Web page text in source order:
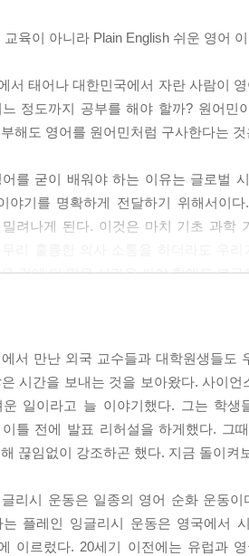
, 체결하다, 친밀한, 정밀한)
, 간결한, 부족한, 퉁명스러운)
, 공개된, 솔직한, 시작하다)
, 정확한, 권리, 바로잡다)
있었다. 이 일을 하던 중에 노 모녀의
도, 이 세상의 어떤 누구도 특별한 단어
. 우리가 그 담을 넘자마자 또 다른 장
passu같은 편/장/절, inter alia가운데 이
는 문서나 일반인을 위한 홍보자료에
문가만이 그 내용을 제대로 이해할 수
운 영어 운동은 이 후 30여 년간 지속
, 경제, 의료, 법률 등 전 분야에 걸쳐
에 영국 왕실로부터 대영제국 훈작사
터 명예학위를 받기도 했다. 메이어의
시간에 일어난 일이다. 20년 전에도
면 좀 더 편히 사는데 도움이 되는 외
니었고, 태교의 항목도 아니었으며, 정
교육이 아니라 Plain English 쉬운 영어
서 태어나 대한민국에서 자란 사람이
느 정도까지 공부를 해야 할까? 원어
해도 영어를 원어민처럼 구사한다는
를 굳이 배워야 하는 이유는 글로벌
야기를 명확하게 전달하기 위해서이
밀려나게 된다. 이것은 마치 기초 과학
것에 더 많은 시간을 써야 함에도 불
글리쉬는 그러한 번거로움을 없애주
를 쓰는 이유가 의사전달을 명확하게
를 제대로 이해하고 연습을 한다면
것을 쉽고 명확하게 이해할 수 있게 된
어의 새 지평을 여는 Plain English
명확히 간편하게 만들려고 노력을 하
이제 대한민국도 영어 공부의 원래 목
서 만난 외국 교수들과 대학원생들도
시간을 보내는 것을 보아왔다. 사이
운 일이라고 늘 이야기했다. 그는 학
틀 전에 발표 리허설을 하게했다. 그
끊임없이 강조하곤 했다. 지금 돌이
리시 운동은 일종의 영어 순화 운동
는 플레인 잉글리시 운동은 영국에서
이르렀다. 20세기 이전에는 유럽과